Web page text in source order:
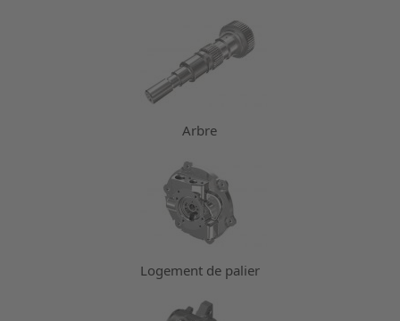
Arbre
Logement de palier